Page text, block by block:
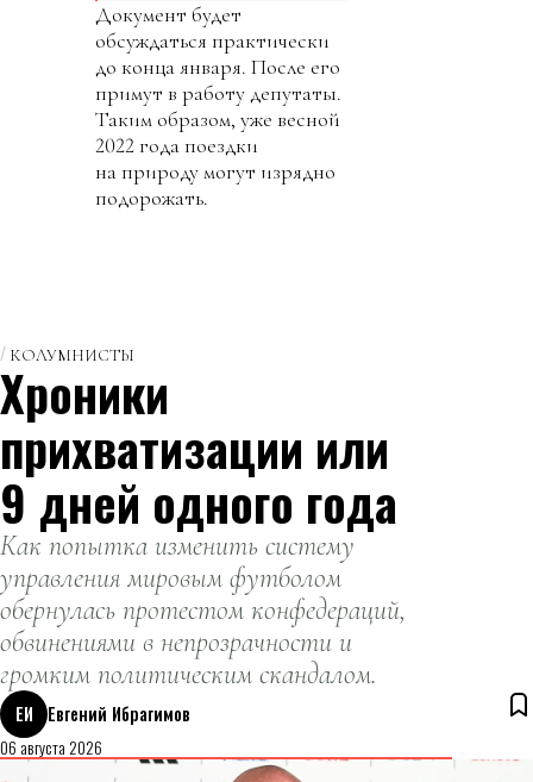
Документ будет
обсуждаться практически
до конца января. После его
примут в работу депутаты.
Таким образом, уже весной
2022 года поездки
на природу могут изрядно
подорожать.
КОЛУМНИСТЫ
Хроники
прихватизации или
9 дней одного года
Как попытка изменить систему
управления мировым футболом
обернулась протестом конфедераций,
обвинениями в непрозрачности и
громким политическим скандалом.
ЕИ
Евгений Ибрагимов
06 августа 2026